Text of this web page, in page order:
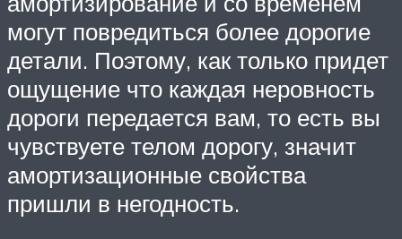
могут повредиться более дорогие
детали. Поэтому, как только придет
ощущение что каждая неровность
дороги передается вам, то есть вы
чувствуете телом дорогу, значит
амортизационные свойства
пришли в негодность.